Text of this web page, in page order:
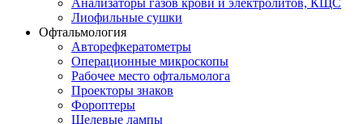
Анализаторы газов крови и электролитов, КЩС
Лиофильные сушки
Офтальмология
Авторефкератометры
Операционные микроскопы
Рабочее место офтальмолога
Проекторы знаков
Фороптеры
Щелевые лампы